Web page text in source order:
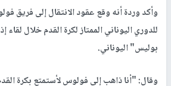
وأكد وردة أنه وقع عقود الانتقال إلى فريق
للدوري اليوناني الممتاز لكرة القدم خلال
بوليس" اليوناني.
وقال: "أنا ذاهب إلى فولوس لأستمتع بكرة